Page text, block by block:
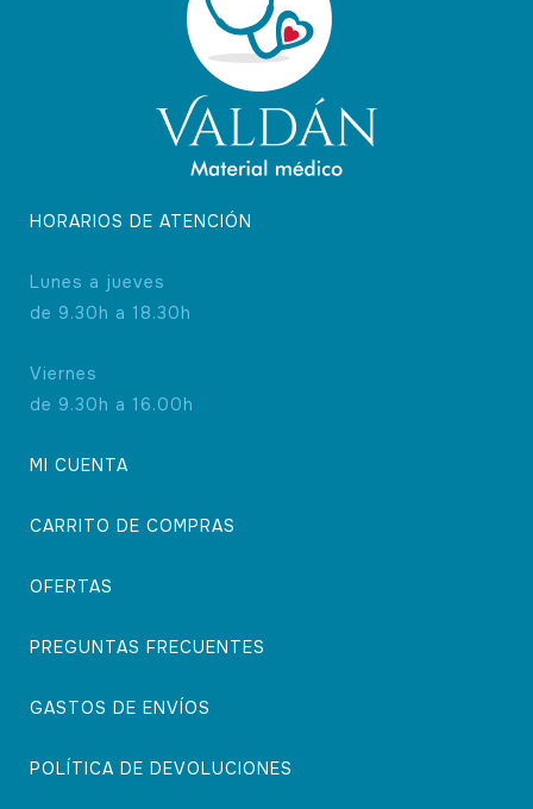
HORARIOS DE ATENCIÓN
Lunes a jueves
de 9.30h a 18.30h
Viernes
de 9.30h a 16.00h
MI CUENTA
CARRITO DE COMPRAS
OFERTAS
PREGUNTAS FRECUENTES
GASTOS DE ENVÍOS
POLÍTICA DE DEVOLUCIONES